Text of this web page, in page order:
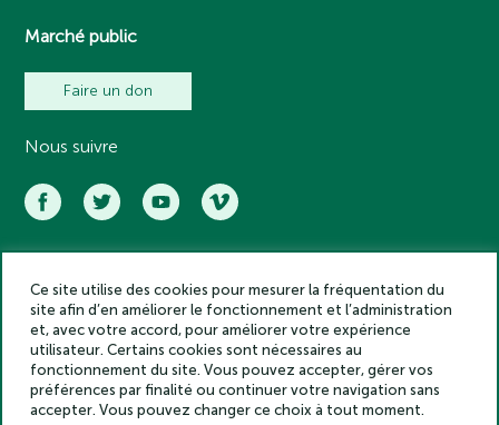
Marché public
Faire un don
Nous suivre
Académie des inscriptions et belles lettres – Tous droits réservés
2025
Politique de confidentialité
Mentions légales
Crédits
Gestion des cookies
Ce site utilise des cookies pour mesurer la fréquentation du
site afin d’en améliorer le fonctionnement et l’administration
et, avec votre accord, pour améliorer votre expérience
utilisateur. Certains cookies sont nécessaires au
fonctionnement du site. Vous pouvez accepter, gérer vos
préférences par finalité ou continuer votre navigation sans
accepter. Vous pouvez changer ce choix à tout moment.